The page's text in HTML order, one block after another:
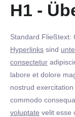
H1 -
Standard Fließtext:
Hyperlinks sind
consectetur
labore et dolore
nostrud
commodo
voluptate velit esse